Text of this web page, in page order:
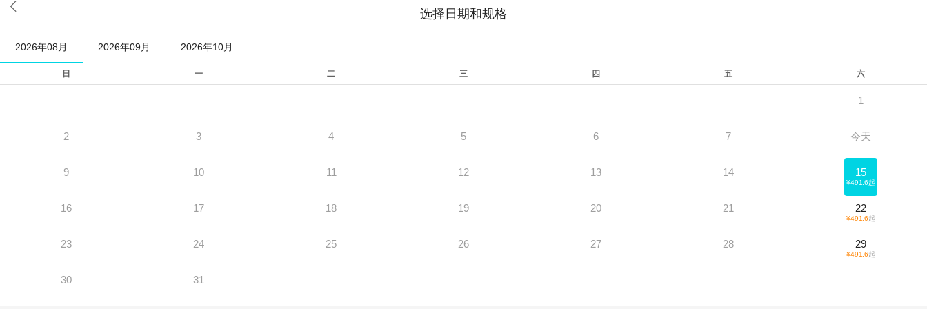

选择日期和规格
2026年08月 2026年09月 2026年10月
日 一 二 三 四 五 六
1
2 3 4 5 6 7 今天
9 10 11 12 13 14 15
¥491.6起
16 17 18 19 20 21 22
¥491.6起
23 24 25 26 27 28 29
¥491.6起
30 31